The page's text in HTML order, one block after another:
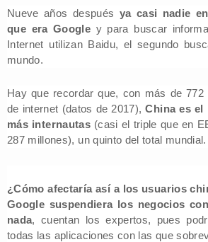
Nueve años después ya casi nadie
que era Google y para buscar
Internet utilizan Baidu, el segundo
mundo.
Hay que recordar que, con más de 772
de internet (datos de 2017), China es el
más internautas(casi el triple que en
287 millones), un quinto del total mundial.
¿Cómo afectaría así a los usuarios
Google suspendiera los negocios
nada, cuentan los expertos, pues
todas las aplicaciones con las que